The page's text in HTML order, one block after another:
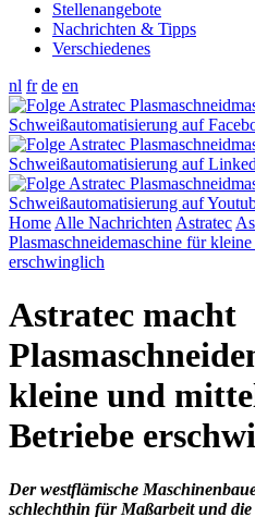
Stellenangebote
Nachrichten & Tipps
Verschiedenes
nl fr de en
Home Alle Nachrichten Astratec
Plasmaschneidemaschine für
erschwinglich
Astratec macht
kleine und
Betriebe
Der westflämische
schlechthin für Maßarbeit und